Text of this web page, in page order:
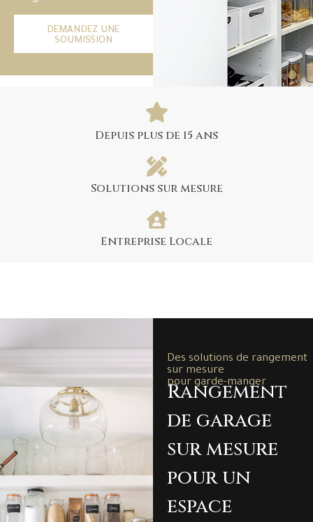
DEMANDEZ UNE
SOUMISSION
Depuis plus de 15 ans
Solutions sur mesure
Entreprise Locale
Des solutions de rangement
sur mesure
pour garde-manger
Rangement
de garage
sur mesure
pour un
espace